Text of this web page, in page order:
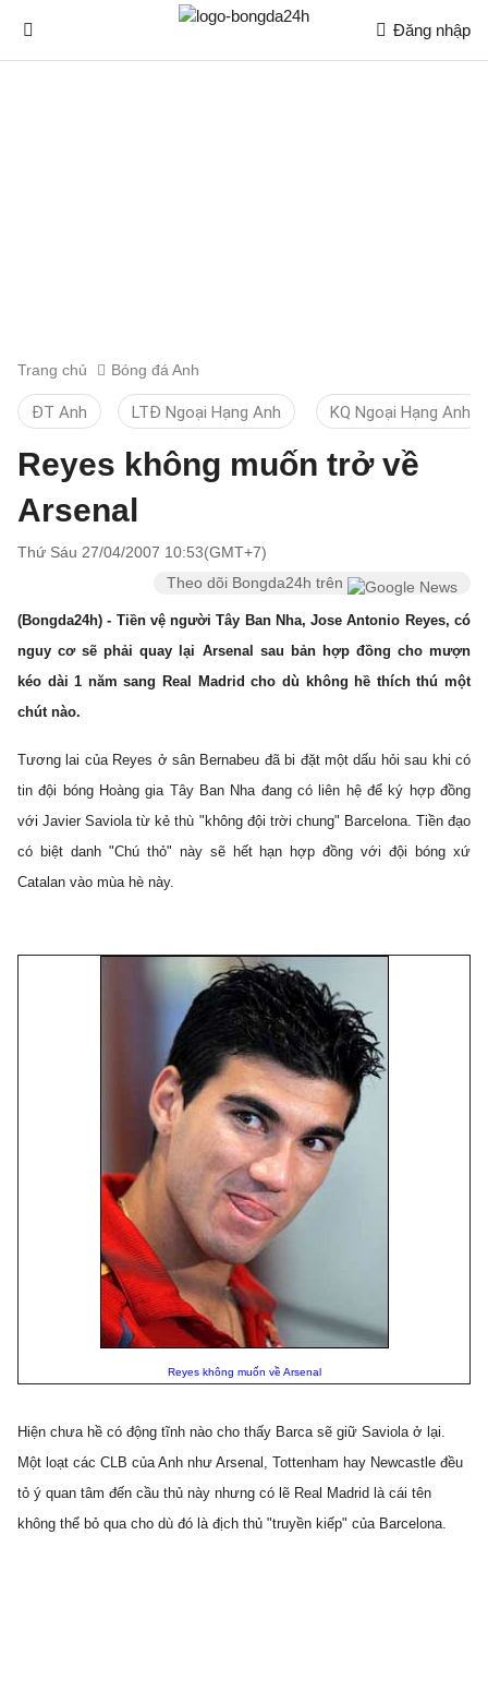
Đăng nhập
Trang chủ Bóng đá Anh
ĐT Anh LTĐ Ngoại Hạng Anh KQ Ngoại Hạng Anh
Reyes không muốn trở về
Arsenal
Thứ Sáu 27/04/2007 10:53(GMT+7)
Theo dõi Bongda24h trên
(Bongda24h) - Tiền vệ người Tây Ban Nha, Jose Antonio Reyes, có
nguy cơ sẽ phải quay lại Arsenal sau bản hợp đồng cho mượn
kéo dài 1 năm sang Real Madrid cho dù không hề thích thú một
chút nào.
Tương lai của Reyes ở sân Bernabeu đã bi đặt một dấu hỏi sau khi có
tin đội bóng Hoàng gia Tây Ban Nha đang có liên hệ để ký hợp đồng
vớiJavier Saviola từ kẻ thù "không đội trời chung" Barcelona. Tiền đạo
có biệt danh "Chú thỏ" này sẽ hết hạn hợp đồng với đội bóng xứ
Catalan vào mùa hè này.
Reyes không muốn về Arsenal
Hiện chưa hề có động tĩnh nào cho thấy Barca sẽ giữ Saviola ở lại.
Một loạt các CLB của Anh như Arsenal, Tottenham hay Newcastle đều
tỏ ý quan tâm đến cầu thủ này nhưng có lẽ Real Madrid là cái tên
không thể bỏ qua cho dù đó là địch thủ "truyền kiếp" của Barcelona.